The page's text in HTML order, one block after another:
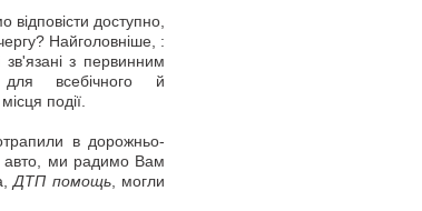
доступно,
Найголовніше, :
з первинним
всебічного й
події.
в дорожньо-
авто, ми радимо Вам
ДТП помощь, могли